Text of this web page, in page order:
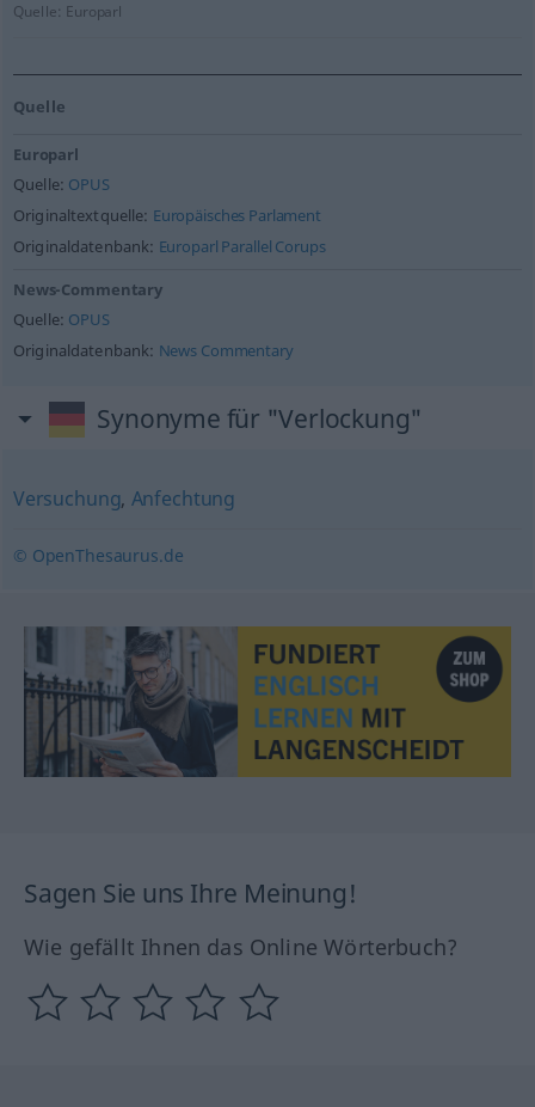
Quelle: Europarl
Quelle
Europarl
Quelle: OPUS
Originaltextquelle: Europäisches Parlament
Originaldatenbank: Europarl Parallel Corups
News-Commentary
Quelle: OPUS
Originaldatenbank: News Commentary
Synonyme für "Verlockung"
Versuchung, Anfechtung
© OpenThesaurus.de
Sagen Sie uns Ihre Meinung!
Wie gefällt Ihnen das Online Wörterbuch?